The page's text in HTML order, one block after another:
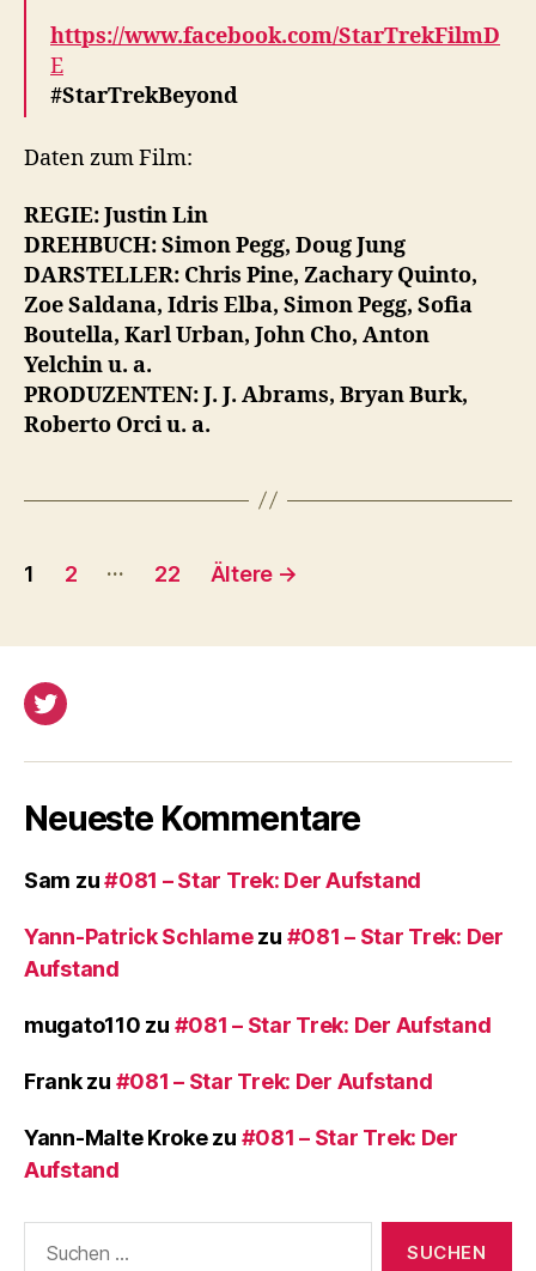
https://www.facebook.com/StarTrekFilmD
E
#StarTrekBeyond
Daten zum Film:
REGIE: Justin Lin
DREHBUCH: Simon Pegg, Doug Jung
DARSTELLER: Chris Pine, Zachary Quinto,
Zoe Saldana, Idris Elba, Simon Pegg, Sofia
Boutella, Karl Urban, John Cho, Anton
Yelchin u. a.
PRODUZENTEN: J. J. Abrams, Bryan Burk,
Roberto Orci u. a.
Seitennummerierung
Beiträge
1 2 … 22 Ältere →
Twitter
Neueste Kommentare
Sam zu#081 – Star Trek: Der Aufstand
Yann-Patrick Schlamezu #081 – Star Trek: Der
Aufstand
mugato110 zu #081 – Star Trek: Der Aufstand
Frankzu #081 – Star Trek: Der Aufstand
Yann-Malte Krokezu #081 – Star Trek: Der
Aufstand
nach: